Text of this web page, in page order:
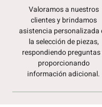
Valoramos a nuestros
clientes y brindamos
asistencia personalizada
la selección de piezas,
respondiendo preguntas
proporcionando
información adicional.